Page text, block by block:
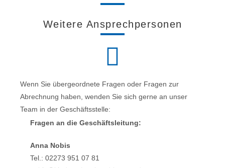
Weitere Ansprechpersonen
Wenn Sie übergeordnete Fragen oder Fragen zur
Abrechnung haben, wenden Sie sich gerne an unser
Team in der Geschäftsstelle:
Fragen an die Geschäftsleitung:
Anna Nobis
Tel.: 02273 951 07 81